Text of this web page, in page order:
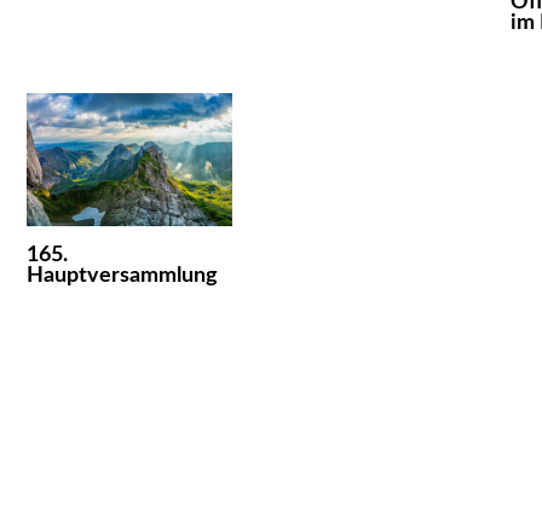
im
165.
Hauptversammlung